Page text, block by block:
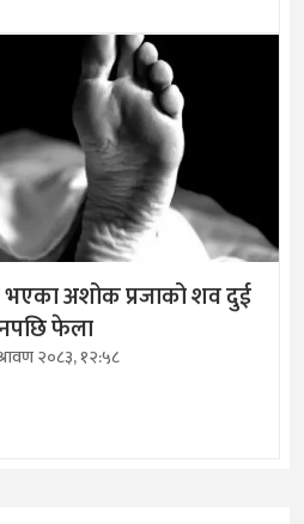
भएका अशोक प्रजाको शव दुई
फेला
२०८३, १२:५८